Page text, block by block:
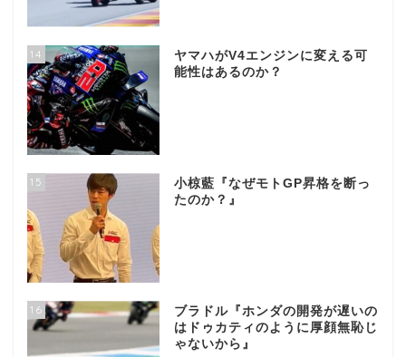
14
ヤマハがV4エンジンに変える可
能性はあるのか？
15
小椋藍『なぜモトGP昇格を断っ
たのか？』
16
ブラドル『ホンダの開発が遅いの
はドゥカティのように厚顔無恥じ
ゃないから』